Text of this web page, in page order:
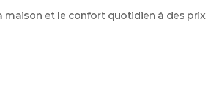
maison et le confort quotidien à des prix